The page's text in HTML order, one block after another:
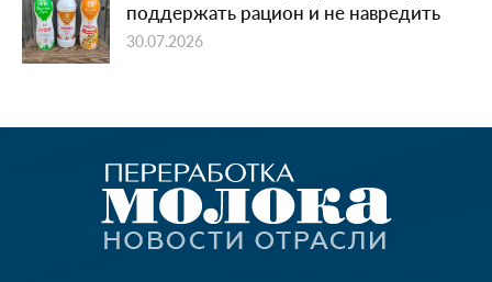
поддержать рацион и не навредить
30.07.2026